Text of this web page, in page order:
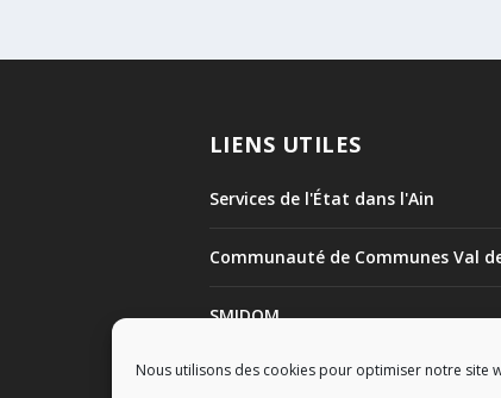
Nous utilisons des cookies pour optimiser notre site
LIENS UTILES
Services de l'État dans l'Ain
Communauté de Communes Val
SMIDOM
Syndicat des rivières Dombes